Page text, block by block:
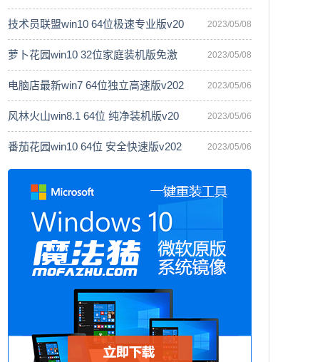
技术员联盟win10 64位极速专业版v20 2023/05/08
萝卜花园win10 32位家庭装机版免激 2023/05/08
电脑店最新win7 64位独立高速版v202 2023/05/06
风林火山win8.1 64位 纯净装机版v20 2023/05/06
番茄花园win10 64位 安全快速版v202 2023/05/06